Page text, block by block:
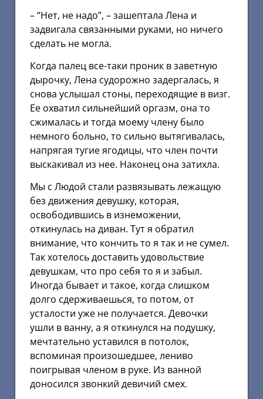
– “Нет, не надо”, – зашептала Лена и
задвигала связанными руками, но ничего
сделать не могла.
Когда палец все-таки проник в заветную
дырочку, Лена судорожно задергалась, я
снова услышал стоны, переходящие в визг.
Ее охватил сильнейший оргазм, она то
сжималась и тогда моему члену было
немного больно, то сильно вытягивалась,
напрягая тугие ягодицы, что член почти
выскакивал из нее. Наконец она затихла.
Мы с Людой стали развязывать лежащую
без движения девушку, которая,
освободившись в изнеможении,
откинулась на диван. Тут я обратил
внимание, что кончить то я так и не сумел.
Так хотелось доставить удовольствие
девушкам, что про себя то я и забыл.
Иногда бывает и такое, когда слишком
долго сдерживаешься, то потом, от
усталости уже не получается. Девочки
ушли в ванну, а я откинулся на подушку,
мечтательно уставился в потолок,
вспоминая произошедшее, лениво
поигрывая членом в руке. Из ванной
доносился звонкий девичий смех.